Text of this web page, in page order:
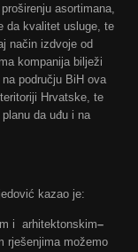
asortimana,
da kvalitet usluge, te
način izdvoje od
kompanija bilježi
području BiH ova
Hrvatske, te
da uđu i na
kazao je:
i arhitektonskim–
rješenjima možemo